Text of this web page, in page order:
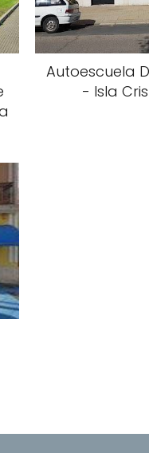
Autoescuela
- Isla